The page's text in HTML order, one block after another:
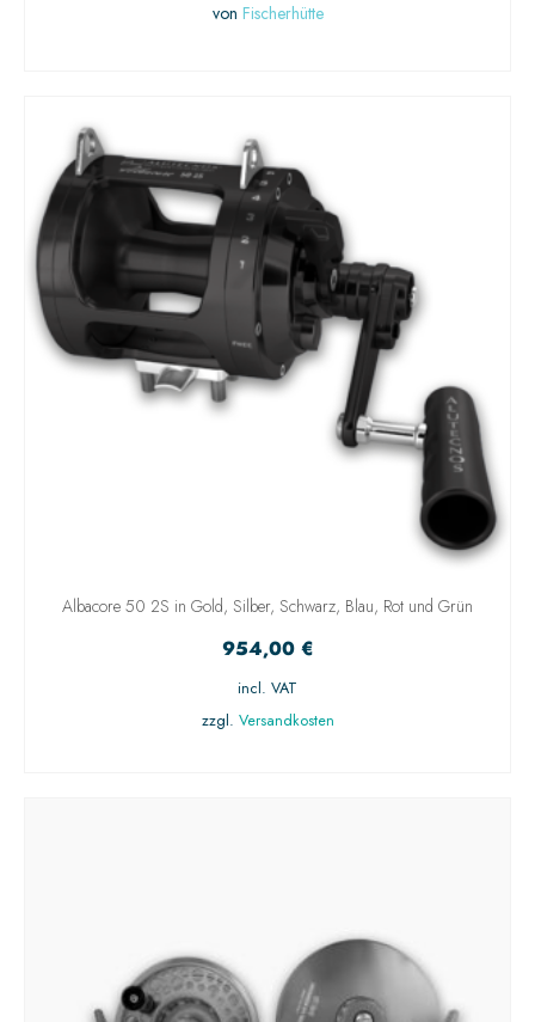
von Fischerhütte
Albacore 50 2S in Gold, Silber, Schwarz, Blau, Rot und Grün
954,00 €
incl. VAT
zzgl. Versandkosten